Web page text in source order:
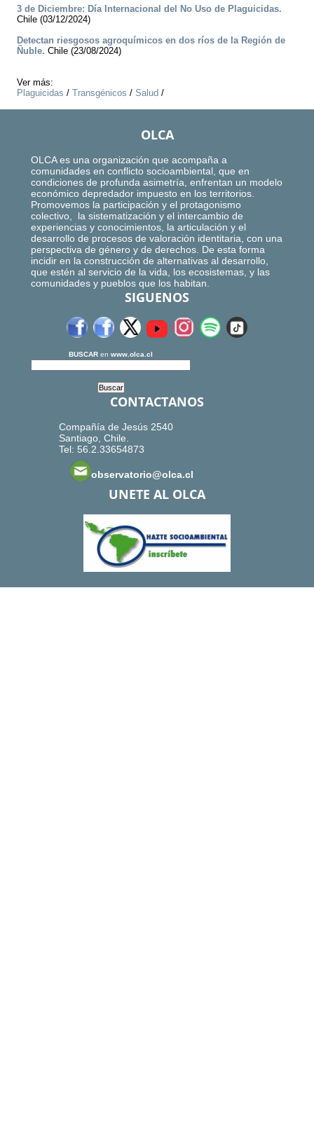
3 de Diciembre: Día Internacional del No Uso de Plaguicidas.
Chile (03/12/2024)
Detectan riesgosos agroquímicos en dos ríos de la Región de
Ñuble. Chile (23/08/2024)
Ver más:
Plaguicidas / Transgénicos / Salud /
OLCA
OLCA es una organización que acompaña a
comunidades en conflicto socioambiental, que en
condiciones de profunda asimetría, enfrentan un modelo
económico depredador impuesto en los territorios.
Promovemos la participación y el protagonismo
colectivo, la sistematización y el intercambio de
experiencias y conocimientos, la articulación y el
desarrollo de procesos de valoración identitaria, con una
perspectiva de género y de derechos. De esta forma
incidir en la construcción de alternativas al desarrollo,
que estén al servicio de la vida, los ecosistemas, y las
comunidades y pueblos que los habitan.
SIGUENOS
BUSCAR en www.olca.cl
CONTACTANOS
Compañía de Jesús 2540
Santiago, Chile.
Tel: 56.2.33654873
observatorio@olca.cl
UNETE AL OLCA